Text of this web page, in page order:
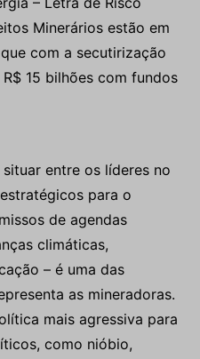
Minerários estão em
com a secutirização
15 bilhões com fundos
entre os líderes no
para o
de agendas
climáticas,
– é uma das
as mineradoras.
mais agressiva para
como nióbio,